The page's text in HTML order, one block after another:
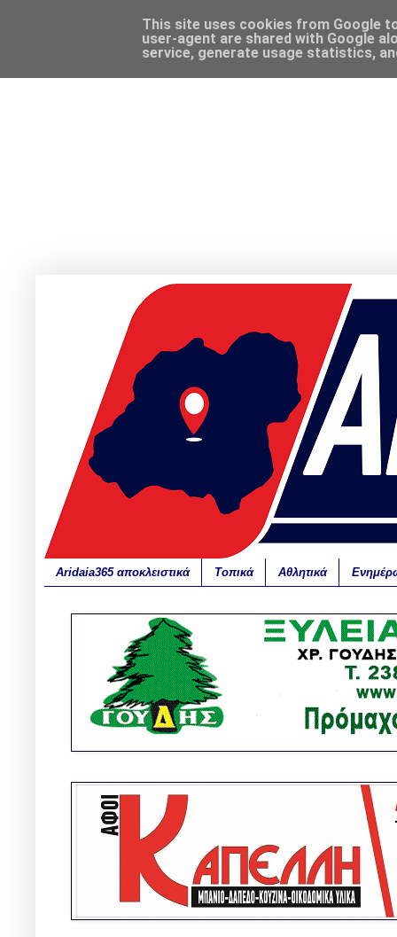
Aridaia365 αποκλειστικά Τοπικά Αθλητικά
This site uses cookies from Google
user-agent are shared with Google
service, generate usage statistics,